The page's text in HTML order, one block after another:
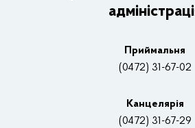
Основні завдання та нормативно-
Нагороди
Контакти
Приймальня
(0472) 31-67-02
Канцелярiя
(0472) 31-67-29